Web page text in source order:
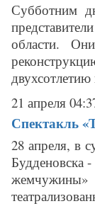
Субботним
области.
21 апреля
Спектакль
28 апреля, в
Будденовска